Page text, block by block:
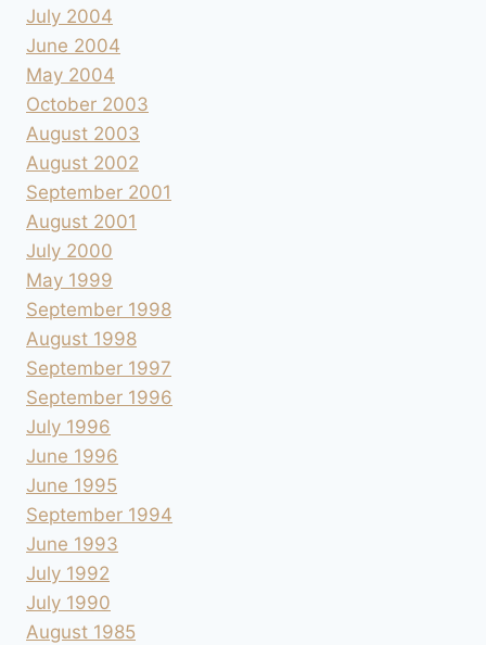
July 2004
June 2004
May 2004
October 2003
August 2003
August 2002
September 2001
August 2001
July 2000
May 1999
September 1998
August 1998
September 1997
September 1996
July 1996
June 1996
June 1995
September 1994
June 1993
July 1992
July 1990
August 1985